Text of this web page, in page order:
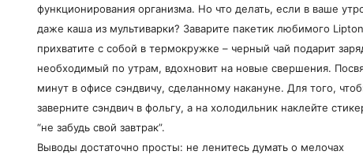
функционирования организма. Но что делать, если в ваше
даже каша из мультиварки? Заварите пакетик любимого
прихватите с собой в термокружке – черный чай подарит
необходимый по утрам, вдохновит на новые свершения.
минут в офисе сэндвичу, сделанному накануне. Для того,
заверните сэндвич в фольгу, а на холодильник наклейте
“не забудь свой завтрак”.
Выводы достаточно просты: не ленитесь думать о мелочах